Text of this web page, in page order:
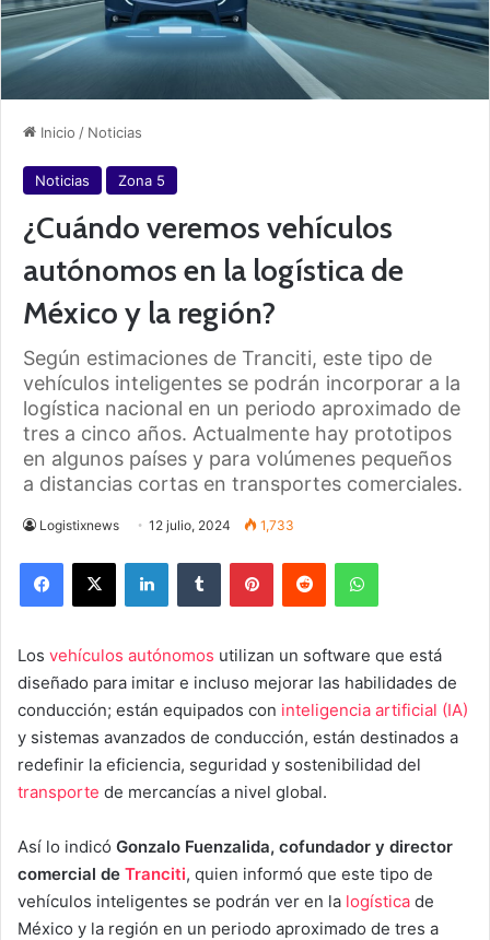
Inicio / Noticias
Noticias Zona 5
¿Cuándo veremos vehículos
autónomos en la logística de
México y la región?
Según estimaciones de Tranciti, este tipo de
vehículos inteligentes se podrán incorporar a la
logística nacional en un periodo aproximado de
tres a cinco años. Actualmente hay prototipos
en algunos países y para volúmenes pequeños
a distancias cortas en transportes comerciales.
Logistixnews 12 julio, 2024 1,733
Los vehículos autónomos utilizan un software que está
diseñado para imitar e incluso mejorar las habilidades de
conducción; están equipados con inteligencia artificial (IA)
y sistemas avanzados de conducción, están destinados a
redefinir la eficiencia, seguridad y sostenibilidad del
transporte de mercancías a nivel global.
Así lo indicó Gonzalo Fuenzalida, cofundador y director
comercial de Tranciti, quien informó que este tipo de
vehículos inteligentes se podrán ver en la logística de
México y la región en un periodo aproximado de tres a